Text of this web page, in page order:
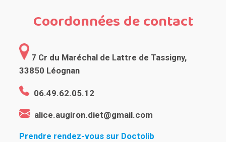
Coordonnées de contact
7 Cr du Maréchal de Lattre de Tassigny,
33850 Léognan
06.49.62.05.12
alice.augiron.diet@gmail.com
Prendre rendez-vous sur Doctolib